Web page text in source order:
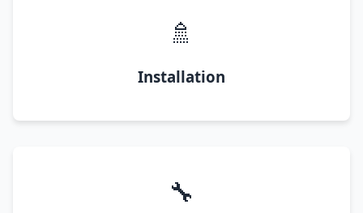
🚿
Installation
🔧